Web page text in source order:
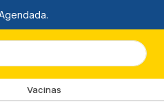
Vacinas